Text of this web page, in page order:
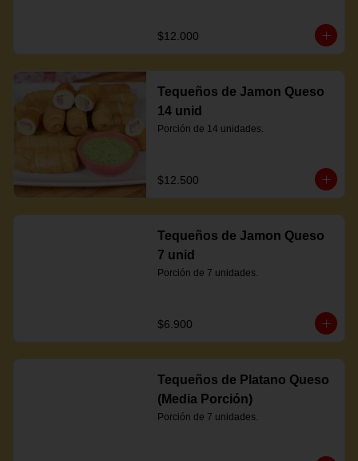
$12.000
Tequeños de Jamon Queso
14 unid
Porción de 14 unidades.
$12.500
Tequeños de Jamon Queso
7 unid
Porción de 7 unidades.
$6.900
Tequeños de Platano Queso
(Media Porción)
Porción de 7 unidades.